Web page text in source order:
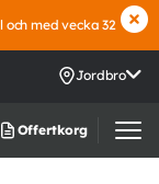
med vecka 32
Jordbro
Offertkorg